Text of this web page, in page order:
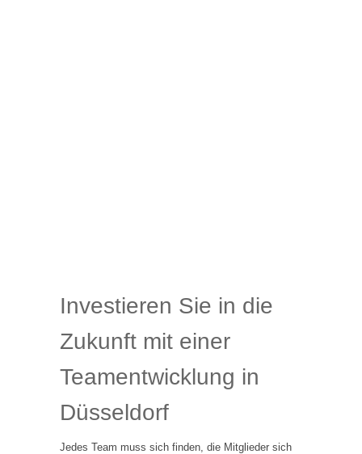
Investieren Sie in die
Zukunft mit einer
Teamentwicklung in
Düsseldorf
Jedes Team muss sich finden, die Mitglieder sich